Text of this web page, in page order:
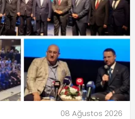
08 Ağustos 2026